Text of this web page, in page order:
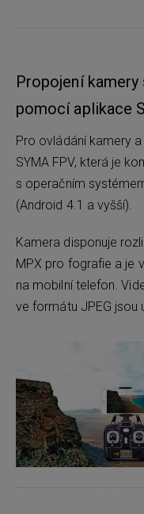
Propojení
pomocí aplikace
Pro ovládání kamery
SYMA FPV, která je
s operačním
(Android 4.1 a vyšší).
Kamera disponuje
MPX pro fografie a je
na mobilní telefon.
ve formátu JPEG jsou